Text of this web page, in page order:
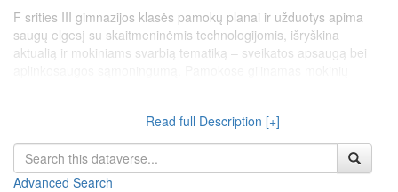
F srities III gimnazijos klasės pamokų planai ir užduotys apima
saugų elgesį su skaitmeninėmis technologijomis, išryškina
aktualią ir mokiniams svarbią tematiką – sveikatos apsaugą bei
prie aplinkosaugos problemų sprendimo. Pamokos pasižymi
stipriu integraciniu potencialu – jose natūraliai susijungia
informacinių technologijų, biologijos, dorinio ugdymo, pilietiškumo
ir net fizikos žinios.
Read full Description [+]
Advanced Search